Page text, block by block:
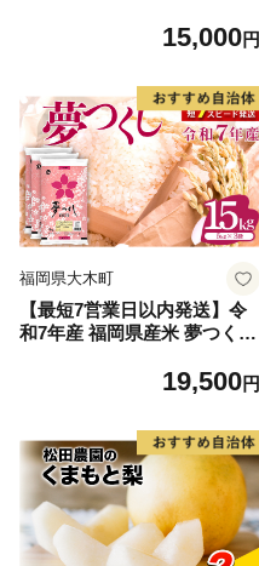
15,000円
福岡県大木町
【最短7営業日以内発送】令
和7年産 福岡県産米 夢つくし
19,500円